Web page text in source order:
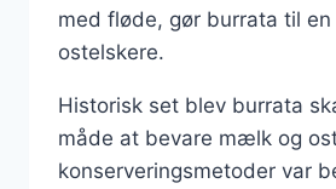
med fløde, gør burrata til
ostelskere.
Historisk set blev burrata
måde at bevare mælk og
konserveringsmetoder var